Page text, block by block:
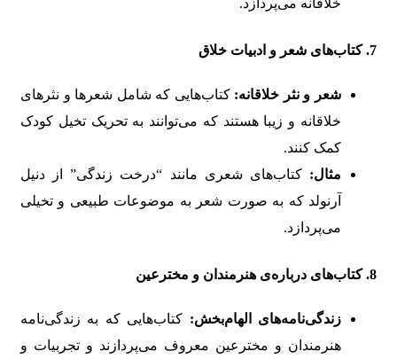
خلاقانه می‌پردازد.
7. کتاب‌های شعر و ادبیات خلاق
شعر و نثر خلاقانه: کتاب‌هایی که شامل شعرها و نثرهای
خلاقانه و زیبا هستند که می‌توانند به تحریک تخیل کودک
کمک کنند.
مثال: کتاب‌های شعری مانند “درخت زندگی” از دنیل
آرنولد که به صورت شعر به موضوعات طبیعی و تخیلی
می‌پردازد.
8. کتاب‌های درباره‌ی هنرمندان و مخترعین
زندگی‌نامه‌های الهام‌بخش: کتاب‌هایی که به زندگی‌نامه
هنرمندان و مخترعین معروف می‌پردازند و تجربیات و